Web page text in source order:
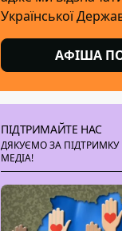
Української
АФІША
ПІДТРИМАЙТЕ НАС
ДЯКУЄМО ЗА ПІДТРИМКУ
МЕДІА!